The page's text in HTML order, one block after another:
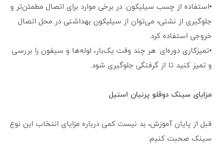
•استفاده از چسب سیلیکون: در برخی موارد برای اتصال مطمئن‌تر و
جلوگیری از نشتی، می‌توان از سیلیکون بهداشتی در محل اتصال
خروجی استفاده کرد.
•تمیزکاری دوره‌ای: هر چند وقت یک‌بار، لوله‌ها و سیفون را بررسی
و تمیز کنید تا از گرفتگی جلوگیری شود.
مزایای سینک دوقلو پرنیان استیل
قبل از پایان آموزش، بد نیست کمی درباره مزایای انتخاب این نوع
سینک صحبت کنیم: